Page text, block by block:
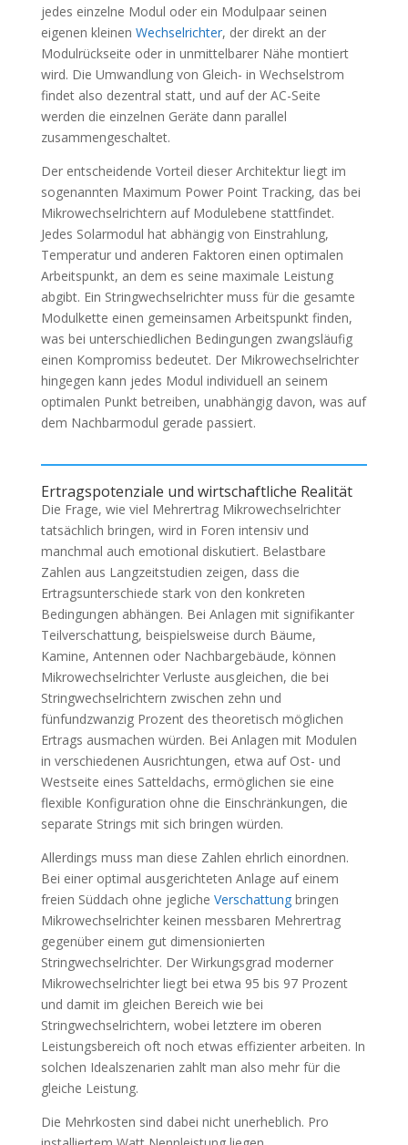
jedes einzelne Modul oder ein Modulpaar seinen
eigenen kleinen Wechselrichter, der direkt an der
Modulrückseite oder in unmittelbarer Nähe montiert
wird. Die Umwandlung von Gleich- in Wechselstrom
findet also dezentral statt, und auf der AC-Seite
werden die einzelnen Geräte dann parallel
zusammengeschaltet.
Der entscheidende Vorteil dieser Architektur liegt im
sogenannten Maximum Power Point Tracking, das bei
Mikrowechselrichtern auf Modulebene stattfindet.
Jedes Solarmodul hat abhängig von Einstrahlung,
Temperatur und anderen Faktoren einen optimalen
Arbeitspunkt, an dem es seine maximale Leistung
abgibt. Ein Stringwechselrichter muss für die gesamte
Modulkette einen gemeinsamen Arbeitspunkt finden,
was bei unterschiedlichen Bedingungen zwangsläufig
einen Kompromiss bedeutet. Der Mikrowechselrichter
hingegen kann jedes Modul individuell an seinem
optimalen Punkt betreiben, unabhängig davon, was auf
dem Nachbarmodul gerade passiert.
Ertragspotenziale und wirtschaftliche Realität
Die Frage, wie viel Mehrertrag Mikrowechselrichter
tatsächlich bringen, wird in Foren intensiv und
manchmal auch emotional diskutiert. Belastbare
Zahlen aus Langzeitstudien zeigen, dass die
Ertragsunterschiede stark von den konkreten
Bedingungen abhängen. Bei Anlagen mit signifikanter
Teilverschattung, beispielsweise durch Bäume,
Kamine, Antennen oder Nachbargebäude, können
Mikrowechselrichter Verluste ausgleichen, die bei
Stringwechselrichtern zwischen zehn und
fünfundzwanzig Prozent des theoretisch möglichen
Ertrags ausmachen würden. Bei Anlagen mit Modulen
in verschiedenen Ausrichtungen, etwa auf Ost- und
Westseite eines Satteldachs, ermöglichen sie eine
flexible Konfiguration ohne die Einschränkungen, die
separate Strings mit sich bringen würden.
Allerdings muss man diese Zahlen ehrlich einordnen.
Bei einer optimal ausgerichteten Anlage auf einem
freien Süddach ohne jegliche Verschattungbringen
Mikrowechselrichter keinen messbaren Mehrertrag
gegenüber einem gut dimensionierten
Stringwechselrichter. Der Wirkungsgrad moderner
Mikrowechselrichter liegt bei etwa 95 bis 97 Prozent
und damit im gleichen Bereich wie bei
Stringwechselrichtern, wobei letztere im oberen
Leistungsbereich oft noch etwas effizienter arbeiten. In
solchen Idealszenarien zahlt man also mehr für die
gleiche Leistung.
Die Mehrkosten sind dabei nicht unerheblich. Pro